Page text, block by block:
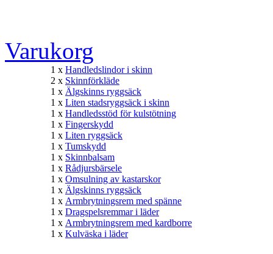
Varukorg
1 x Handledslindor i skinn
2 x Skinnförkläde
1 x Älgskinns ryggsäck
1 x Liten stadsryggsäck i skinn
1 x Handledsstöd för kulstötning
1 x Fingerskydd
1 x Liten ryggsäck
1 x Tumskydd
1 x Skinnbalsam
1 x Rådjursbärsele
1 x Omsulning av kastarskor
1 x Älgskinns ryggsäck
1 x Armbrytningsrem med spänne
1 x Dragspelsremmar i läder
1 x Armbrytningsrem med kardborre
1 x Kulväska i läder